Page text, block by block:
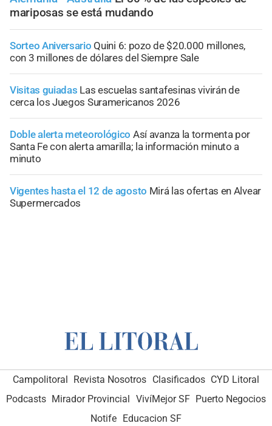
mariposas se está mudando
Sorteo Aniversario Quini 6: pozo de $20.000 millones,
con 3 millones de dólares del Siempre Sale
Visitas guiadas Las escuelas santafesinas vivirán de
cerca los Juegos Suramericanos 2026
Doble alerta meteorológico Así avanza la tormenta por
Santa Fe con alerta amarilla; la información minuto a
minuto
Vigentes hasta el 12 de agosto Mirá las ofertas en Alvear
Supermercados
Campolitoral Revista Nosotros Clasificados CYD Litoral
Podcasts Mirador Provincial VivíMejor SF Puerto Negocios
Notife Educacion SF